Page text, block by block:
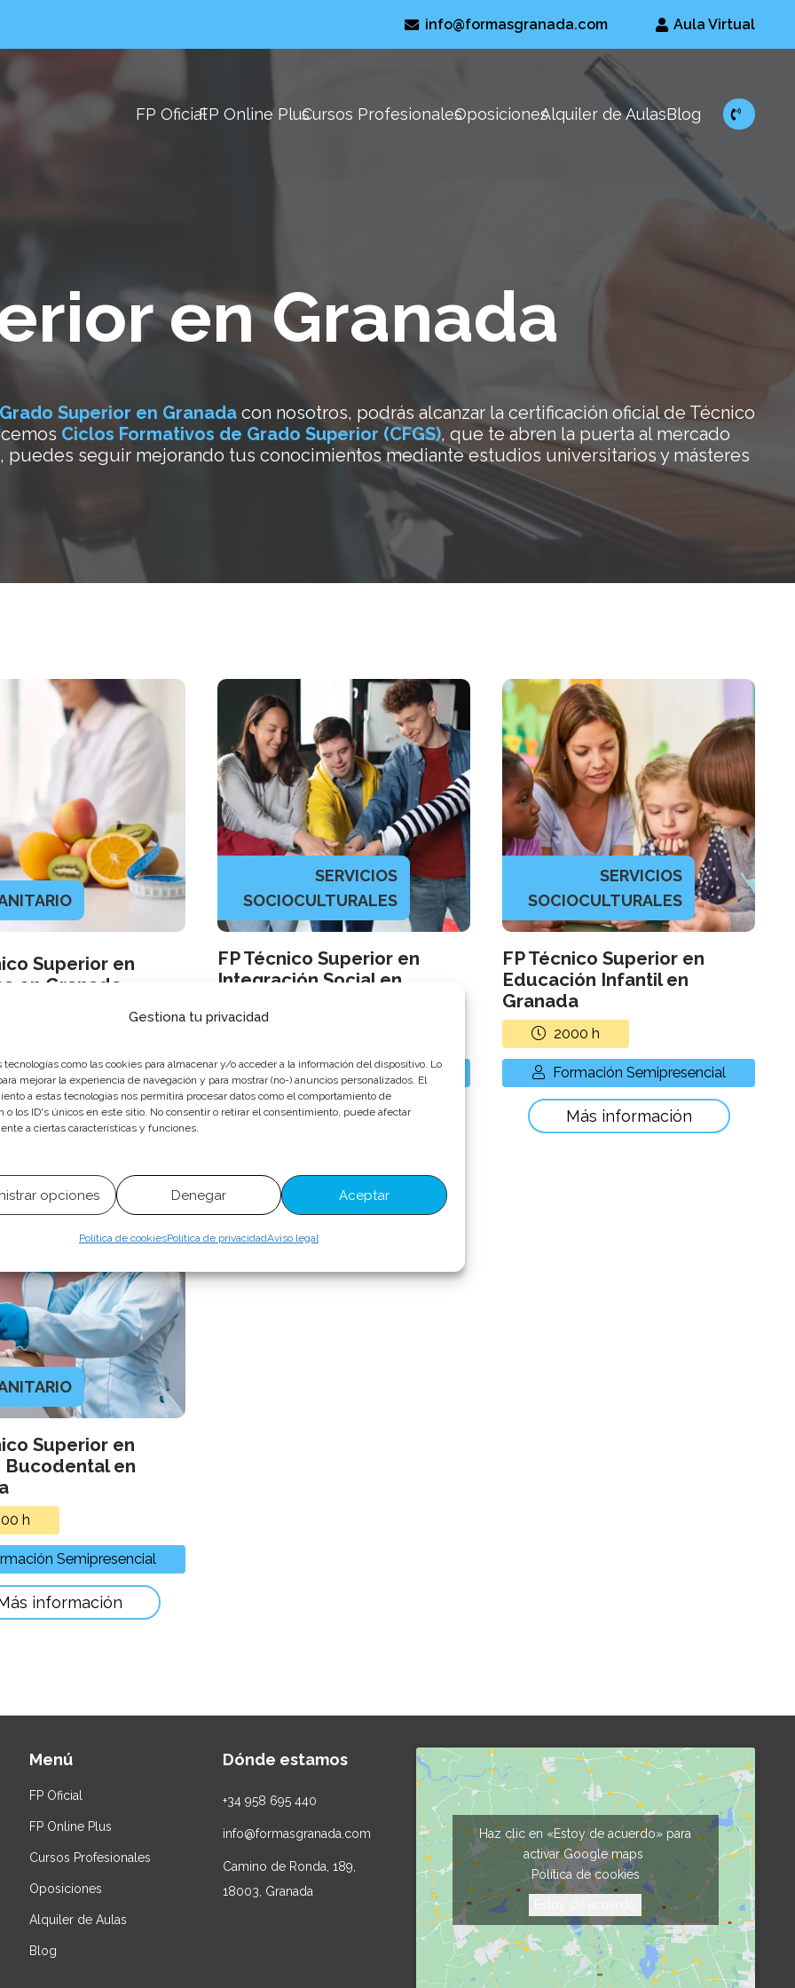
Gestiona tu privacidad
tecnologías como las cookies para almacenar y/o acceder a la información del dispositivo. Lo
mejorar la experiencia de navegación y para mostrar (no-) anuncios personalizados. El
a estas tecnologías nos permitirá procesar datos como el comportamiento de
o los ID's únicos en este sitio. No consentir o retirar el consentimiento, puede afectar
a ciertas características y funciones.
Aceptar
Denegar
opciones
Política de cookiesPolítica de privacidadAviso legal
info@formasgranada.com Aula Virtual
FP OficialFP Online PlusCursos ProfesionalesOposicionesAlquiler de AulasBlog
en Granada
Grado Superior en Granada con nosotros, podrás alcanzar la certificación oficial de Técnico
Ciclos Formativos de Grado Superior (CFGS), que te abren la puerta al mercado
puedes seguir mejorando tus conocimientos mediante estudios universitarios y másteres
Superior en
en Granada
Semipresencial
información
SERVICIOS
SOCIOCULTURALES
FP Técnico Superior en
Integración Social en
Formación Semipresencial
Más información
SERVICIOS
SOCIOCULTURALES
FP Técnico Superior en
Educación Infantil en
Granada
2000 h
Formación Semipresencial
Más información
Superior en
Bucodental en
h
Semipresencial
información
Menú
FP Oficial
FP Online Plus
Cursos Profesionales
Oposiciones
Alquiler de Aulas
Blog
Dónde estamos
+34 958 695 440
info@formasgranada.com
Camino de Ronda, 189,
18003, Granada
Haz clic en «Estoy de acuerdo» para
activar Google maps
Política de cookies